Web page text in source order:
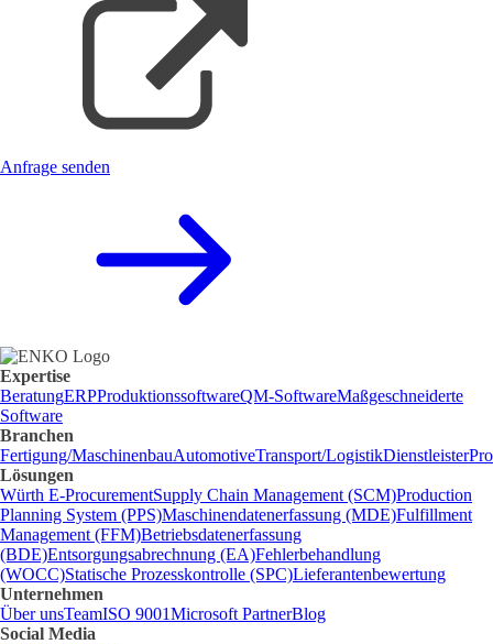
Anfrage senden
Expertise
BeratungERPProduktionssoftwareQM-SoftwareMaßgeschneiderte
Software
Branchen
Fertigung/MaschinenbauAutomotiveTransport/LogistikDienstleister
Lösungen
Würth E-ProcurementSupply Chain Management (SCM)Production
Planning System (PPS)Maschinendatenerfassung (MDE)Fulfillment
Management (FFM)Betriebsdatenerfassung
(BDE)Entsorgungsabrechnung (EA)Fehlerbehandlung
(WOCC)Statische Prozesskontrolle (SPC)Lieferantenbewertung
Unternehmen
Über unsTeamISO 9001Microsoft PartnerBlog
Social Media